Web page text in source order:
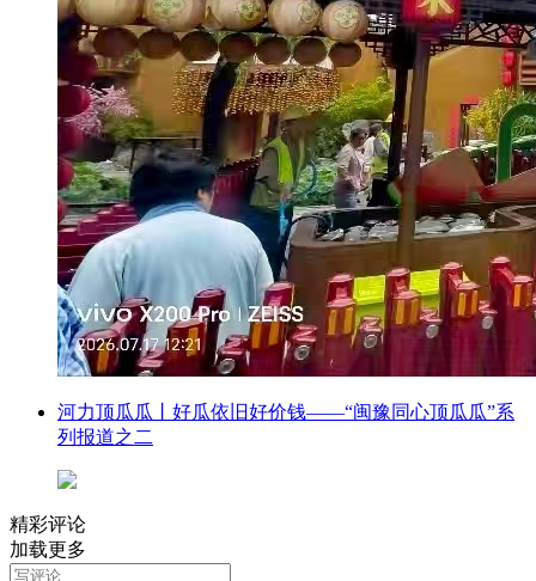
河力顶瓜瓜丨好瓜依旧好价钱——“闽豫同心顶瓜瓜”系
列报道之二
精彩评论
加载更多